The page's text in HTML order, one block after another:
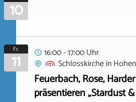
10
Fr.
11
16:00 - 17:00 Uhr
Schlosskirchein
Feuerbach, Rose,
präsentieren „Stardust